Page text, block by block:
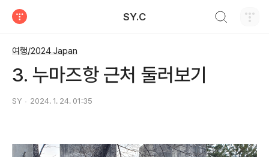
SY.C
여행/2024 Japan
3. 누마즈항 근처 둘러보기
SY 2024. 1. 24. 01:35